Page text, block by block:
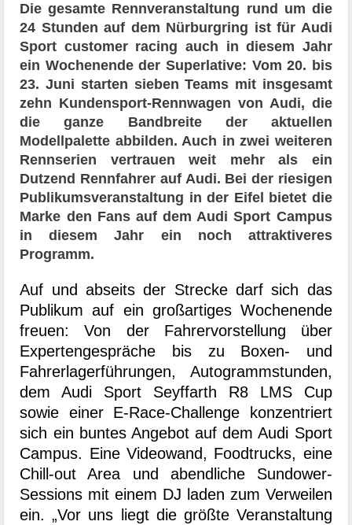
Die gesamte Rennveranstaltung rund um die
24 Stunden auf dem Nürburgring ist für Audi
Sport customer racing auch in diesem Jahr
ein Wochenende der Superlative: Vom 20. bis
23. Juni starten sieben Teams mit insgesamt
zehn Kundensport-Rennwagen von Audi, die
die ganze Bandbreite der aktuellen
Modellpalette abbilden. Auch in zwei weiteren
Rennserien vertrauen weit mehr als ein
Dutzend Rennfahrer auf Audi. Bei der riesigen
Publikumsveranstaltung in der Eifel bietet die
Marke den Fans auf dem Audi Sport Campus
in diesem Jahr ein noch attraktiveres
Programm.
Auf und abseits der Strecke darf sich das
Publikum auf ein großartiges Wochenende
freuen: Von der Fahrervorstellung über
Expertengespräche bis zu Boxen- und
Fahrerlagerführungen, Autogrammstunden,
dem Audi Sport Seyffarth R8 LMS Cup
sowie einer E-Race-Challenge konzentriert
sich ein buntes Angebot auf dem Audi Sport
Campus. Eine Videowand, Foodtrucks, eine
Chill-out Area und abendliche Sundower-
Sessions mit einem DJ laden zum Verweilen
ein. „Vor uns liegt die größte Veranstaltung